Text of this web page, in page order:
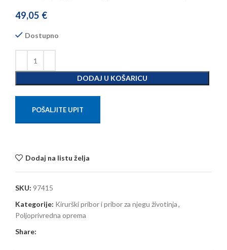
49,05 €
Dostupno
DODAJ U KOŠARICU
POŠALJITE UPIT
Dodaj na listu želja
SKU: 97415
Kategorije: Kirurški pribor i pribor za njegu životinja,
Poljoprivredna oprema
Share: